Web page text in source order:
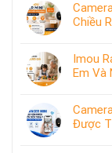
Chiều
Imou
Em Và
Được